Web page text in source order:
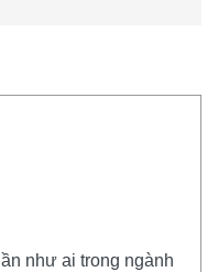
như ai trong ngành